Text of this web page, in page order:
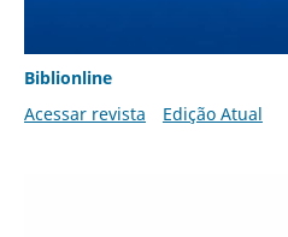
Biblionline
Acessar revista
Edição Atual